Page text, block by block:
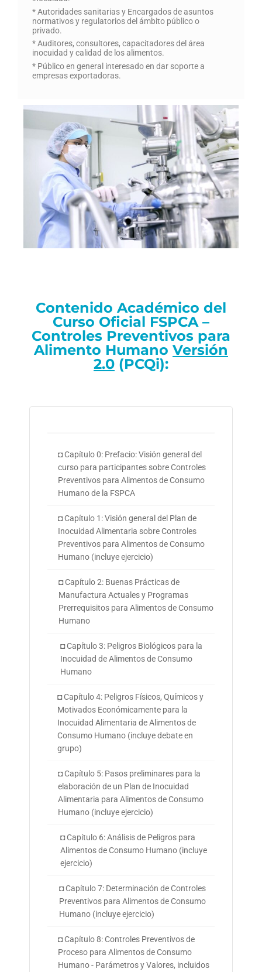
* Autoridades sanitarias y Encargados de asuntos
normativos y regulatorios del ámbito público o
privado.
* Auditores, consultores, capacitadores del área
inocuidad y calidad de los alimentos.
* Público en general interesado en dar soporte a
empresas exportadoras.
Contenido Académico del
Curso Oficial FSPCA –
Controles Preventivos para
Alimento Humano Versión
2.0 (PCQi):
◘ Capítulo 0: Prefacio: Visión general del
curso para participantes sobre Controles
Preventivos para Alimentos de Consumo
Humano de la FSPCA
◘ Capítulo 1: Visión general del Plan de
Inocuidad Alimentaria sobre Controles
Preventivos para Alimentos de Consumo
Humano (incluye ejercicio)
◘ Capítulo 2: Buenas Prácticas de
Manufactura Actuales y Programas
Prerrequisitos para Alimentos de Consumo
Humano
◘ Capítulo 3: Peligros Biológicos para la
Inocuidad de Alimentos de Consumo
Humano
◘ Capítulo 4: Peligros Físicos, Químicos y
Motivados Económicamente para la
Inocuidad Alimentaria de Alimentos de
Consumo Humano (incluye debate en
grupo)
◘ Capítulo 5: Pasos preliminares para la
elaboración de un Plan de Inocuidad
Alimentaria para Alimentos de Consumo
Humano (incluye ejercicio)
◘ Capítulo 6: Análisis de Peligros para
Alimentos de Consumo Humano (incluye
ejercicio)
◘ Capítulo 7: Determinación de Controles
Preventivos para Alimentos de Consumo
Humano (incluye ejercicio)
◘ Capítulo 8: Controles Preventivos de
Proceso para Alimentos de Consumo
Humano - Parámetros y Valores, incluidos